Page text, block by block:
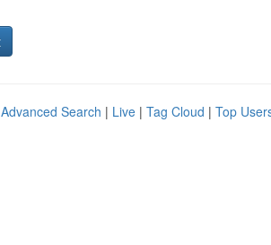
Advanced Search | Live | Tag Cloud | Top